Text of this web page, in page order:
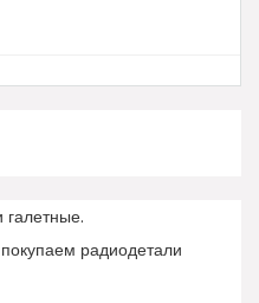
радиодетали